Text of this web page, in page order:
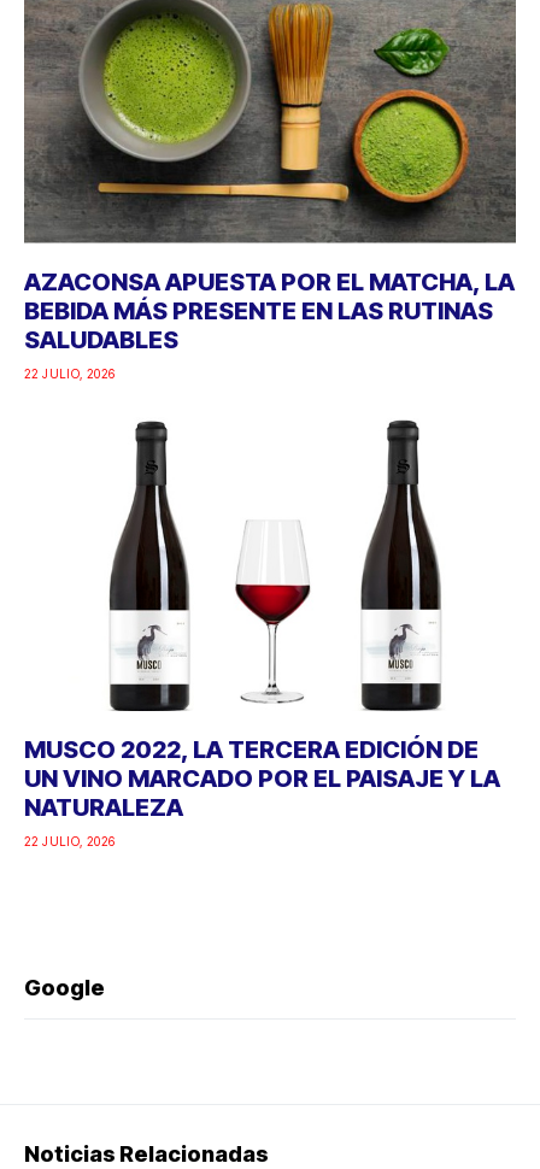
AZACONSA APUESTA POR EL MATCHA, LA
BEBIDA MÁS PRESENTE EN LAS RUTINAS
SALUDABLES
22 JULIO, 2026
MUSCO 2022, LA TERCERA EDICIÓN DE
UN VINO MARCADO POR EL PAISAJE Y LA
NATURALEZA
22 JULIO, 2026
Google
Noticias Relacionadas